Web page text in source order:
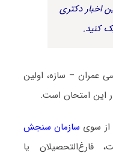
اخبار دکتری
کنید.
عمران – سازه، اولین
این امتحان است.
از سوی سازمان سنجش
یا